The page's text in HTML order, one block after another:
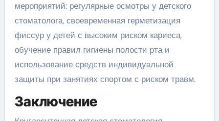
мероприятий: регулярные осмотры у детского
стоматолога, своевременная герметизация
фиссур у детей с высоким риском кариеса,
обучение правил гигиены полости рта и
использование средств индивидуальной
защиты при занятиях спортом с риском травм.
Заключение